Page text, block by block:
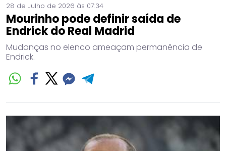
28 de Julho de 2026 às 07:34
Mourinho pode definir saída de
Endrick do Real Madrid
Mudanças no elenco ameaçam permanência de
Endrick.